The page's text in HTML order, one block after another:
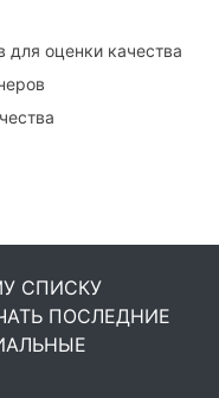
для оценки качества
СПИСКУ
ПОСЛЕДНИЕ